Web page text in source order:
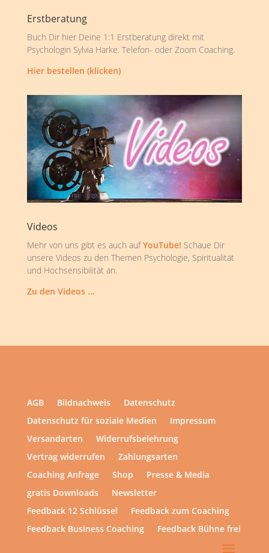
Erstberatung
Buch Dir hier Deine 1:1 Erstberatung direkt mit
Psychologin Sylvia Harke. Telefon- oder Zoom Coaching.
Hier bestellen (klicken)
Videos
Mehr von uns gibt es auch aufYouTube! Schaue Dir
unsere Videos zu den Themen Psychologie, Spiritualität
und Hochsensibilität an.
Zu den Videos …
AGB Bildnachweis
Datenschutz
Datenschutz für soziale Medien
Impressum
Versandarten
Widerrufsbelehrung
Vertrag widerrufen
Zahlungsarten
Coaching Anfrage
Shop
Presse & Media
gratis Downloads
Newsletter
Feedback 12 Schlüssel
Feedback zum Coaching
Feedback Business Coaching
Feedback Bühne frei